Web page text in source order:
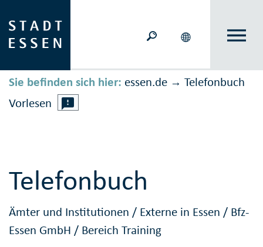
Sie befinden sich hier: essen.de → Telefonbuch
Vorlesen
Telefonbuch
Ämter und Institutionen / Externe in Essen / Bfz-
Essen GmbH / Bereich Training